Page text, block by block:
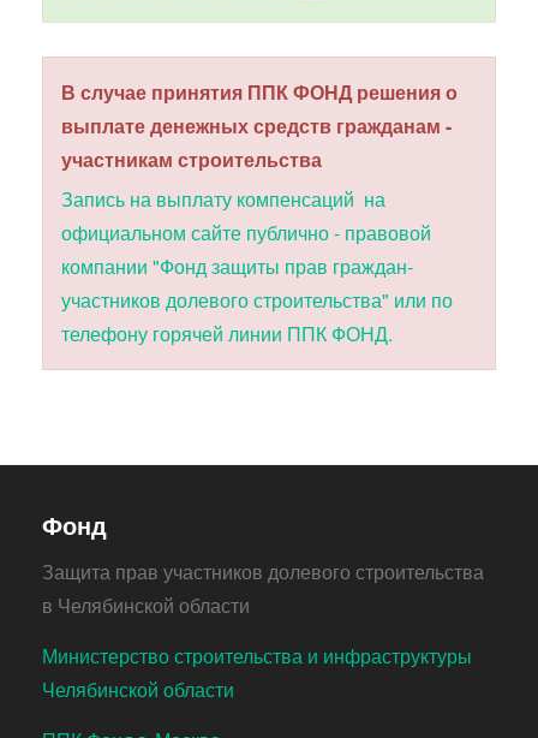
В случае принятия ППК ФОНД решения о
выплате денежных средств гражданам -
участникам строительства
Запись на выплату компенсаций на
официальном сайте публично - правовой
компании "Фонд защиты прав граждан-
участников долевого строительства" или по
телефону горячей линии ППК ФОНД.
Фонд
Защита прав участников долевого строительства
в Челябинской области
Министерство строительства и инфраструктуры
Челябинской области